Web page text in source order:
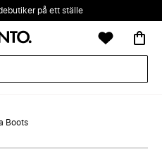
på ett ställe
Boots